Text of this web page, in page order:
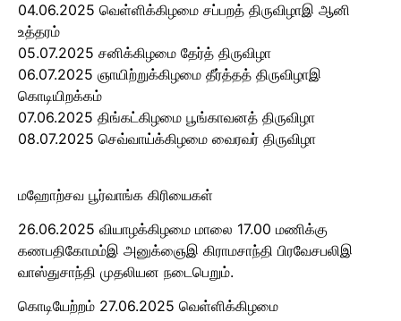
04.06.2025 வெள்ளிக்கிழமை சப்பறத் திருவிழாஇ ஆனி
உத்தரம்
05.07.2025 சனிக்கிழமை தேர்த் திருவிழா
06.07.2025 ஞாயிற்றுக்கிழமை தீர்த்தத் திருவிழாஇ
கொடியிறக்கம்
07.06.2025 திங்கட்கிழமை பூங்காவனத் திருவிழா
08.07.2025 செவ்வாய்க்கிழமை வைரவர் திருவிழா
மஹோற்சவ பூர்வாங்க கிரியைகள்
26.06.2025 வியாழக்கிழமை மாலை 17.00 மணிக்கு
கணபதிகோமம்இ அனுக்ஞைஇ கிராமசாந்தி பிரவேசபலிஇ
வாஸ்துசாந்தி முதலியன நடைபெறும்.
கொடியேற்றம் 27.06.2025 வெள்ளிக்கிழமை